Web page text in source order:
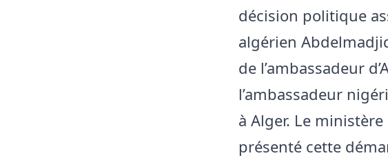
décision politique
algérien
de l’ambassadeur
l’ambassadeur
à Alger. Le
présenté cette